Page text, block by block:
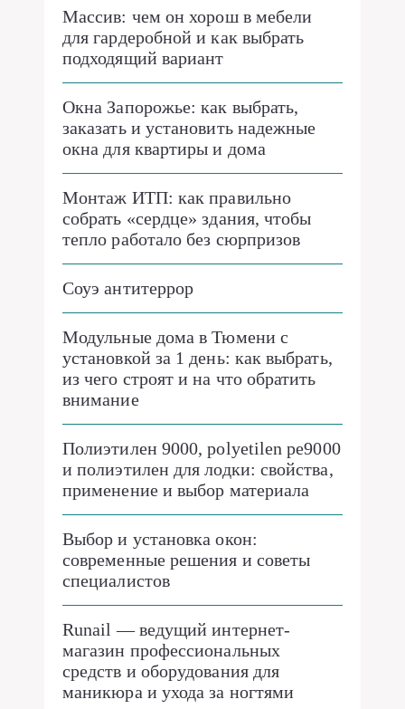
Массив: чем он хорош в мебели
для гардеробной и как выбрать
подходящий вариант
Окна Запорожье: как выбрать,
заказать и установить надежные
окна для квартиры и дома
Монтаж ИТП: как правильно
собрать «сердце» здания, чтобы
тепло работало без сюрпризов
Соуэ антитеррор
Модульные дома в Тюмени с
установкой за 1 день: как выбрать,
из чего строят и на что обратить
внимание
Полиэтилен 9000, polyetilen pe9000
и полиэтилен для лодки: свойства,
применение и выбор материала
Выбор и установка окон:
современные решения и советы
специалистов
Runail — ведущий интернет-
магазин профессиональных
средств и оборудования для
маникюра и ухода за ногтями